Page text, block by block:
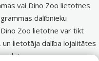
vai Dino Zoo lietotnes
dalībnieku
Zoo lietotne var tikt
lietotāja dalība lojalitātes